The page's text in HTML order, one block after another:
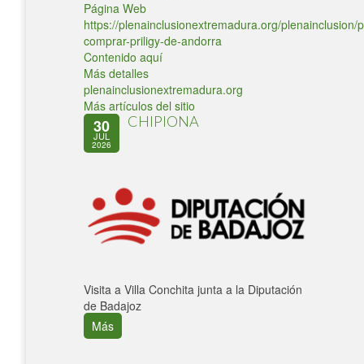
Página Web
https://plenainclusionextremadura.org/plenainclusion/
comprar-priligy-de-andorra
Contenido aquí
Más detalles
plenainclusionextremadura.org
Más artículos del sitio
30
JUL
2026
CHIPIONA
Visita a Villa Conchita junta a la Diputación
de Badajoz
Más